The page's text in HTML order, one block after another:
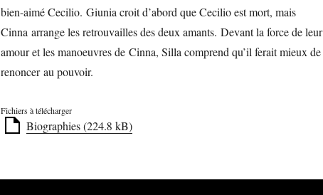
bien-aimé Cecilio. Giunia croit d’abord que Cecilio est mort, mais
Cinna arrange les retrouvailles des deux amants. Devant la force de leur
amour et les manoeuvres de Cinna, Silla comprend qu’il ferait mieux de
renoncer au pouvoir.
Fichiers à télécharger
Biographies (224.8 kB)